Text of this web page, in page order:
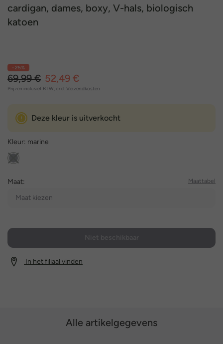
cardigan, dames, boxy, V-hals, biologisch
katoen
- 25%
69,99 € 52,49 €
Prijzen inclusief BTW, excl. Verzendkosten
Deze kleur is uitverkocht
Kleur: marine
Maat: Maattabel
Maat kiezen
In het filiaal vinden
Alle artikelgegevens